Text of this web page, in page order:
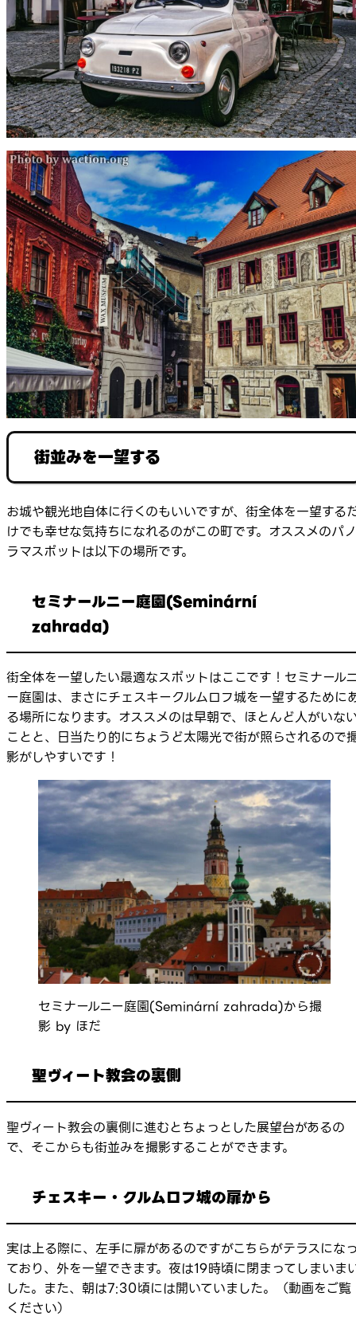
街並みを一望する
お城や観光地自体に行くのもいいですが、街全体を一望する
けでも幸せな気持ちになれるのがこの町です。オススメのパノ
ラマスポットは以下の場所です。
セミナールニー庭園(Seminární
zahrada)
街全体を一望したい最適なスポットはここです！セミナール
ー庭園は、まさにチェスキークルムロフ城を一望するために
る場所になります。オススメのは早朝で、ほとんど人がいな
ことと、日当たり的にちょうど太陽光で街が照らされるので
影がしやすいです！
セミナールニー庭園(Seminární zahrada)から撮
影 by ほだ
聖ヴィート教会の裏側
聖ヴィート教会の裏側に進むとちょっとした展望台があるの
で、そこからも街並みを撮影することができます。
チェスキー・クルムロフ城の扉から
実は上る際に、左手に扉があるのですがこちらがテラスにな
ており、外を一望できます。夜は19時頃に閉まってしまいま
した。また、朝は7:30頃には開いていました。（動画をご覧
ください）